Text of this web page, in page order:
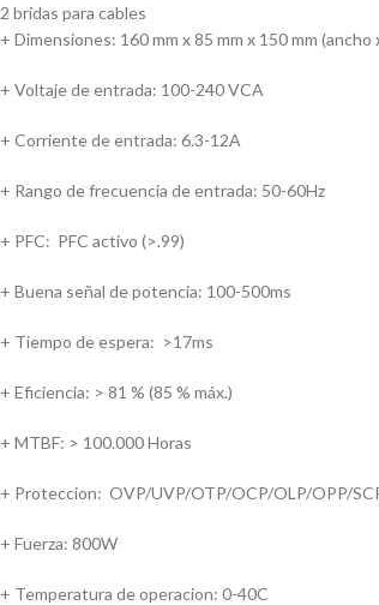
2 bridas para cables
+ Dimensiones: 160 mm x 85 mm x 150 mm
+ Voltaje de entrada: 100-240 VCA
+ Corriente de entrada: 6.3-12A
+ Rango de frecuencia de entrada: 50-60Hz
+ PFC: PFC activo (>.99)
+ Buena señal de potencia: 100-500ms
+ Tiempo de espera: >17ms
+ Eficiencia: > 81 % (85 % máx.)
+ MTBF: > 100.000 Horas
+ Proteccion: OVP/UVP/OTP/OCP/OLP/OPP/
+ Fuerza: 800W
+ Temperatura de operacion: 0-40C